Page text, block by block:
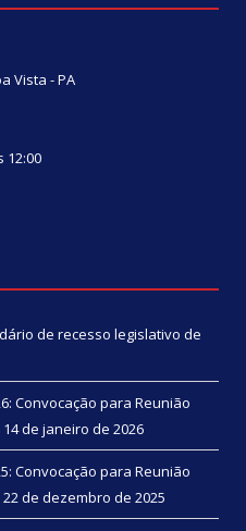
Vista - PA
12:00
de recesso legislativo de
Convocação para Reunião
14 de janeiro de 2026
Convocação para Reunião
22 de dezembro de 2025